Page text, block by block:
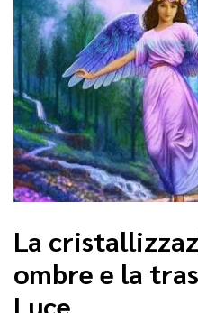
La
ombre e la
Luce